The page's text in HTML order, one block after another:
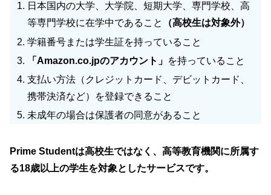
日本国内の大学、大学院、短期大学、専門学校、高
等専門学校に在学中であること
（高校生は対象外）
学籍番号または学生証を持っていること
「Amazon.co.jpのアカウント」 を持っていること
支払い方法（クレジットカード、デビットカード、
携帯決済など）を登録できること
未成年の場合は保護者の同意があること
Prime Studentは高校生ではなく、高等教育機関に所属す
る18歳以上の学生を対象としたサービスです。